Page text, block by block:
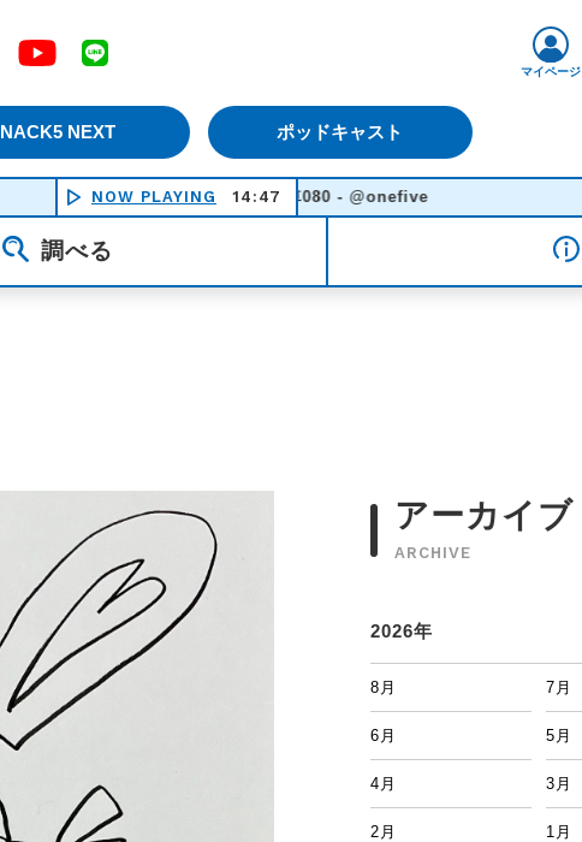
Facebook YouTube
NACK5 NEXT ポッドキャスト
マイページ
NOW PLAYING 14:47
開心列車080 - @onefive
調べる
アーカイブ
ARCHIVE
2026年
8月 7月
6月 5月
4月 3月
2月 1月